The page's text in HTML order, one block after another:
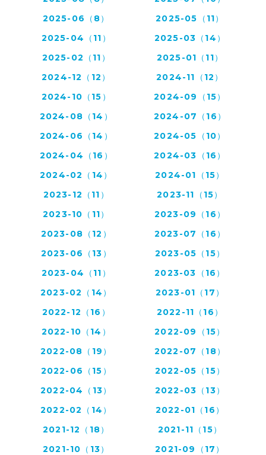
2025-06（8）
2025-05（11）
2025-04（11）
2025-03（14）
2025-02（11）
2025-01（11）
2024-12（12）
2024-11（12）
2024-10（15）
2024-09（15）
2024-08（14）
2024-07（16）
2024-06（14）
2024-05（10）
2024-04（16）
2024-03（16）
2024-02（14）
2024-01（15）
2023-12（11）
2023-11（15）
2023-10（11）
2023-09（16）
2023-08（12）
2023-07（16）
2023-06（13）
2023-05（15）
2023-04（11）
2023-03（16）
2023-02（14）
2023-01（17）
2022-12（16）
2022-11（16）
2022-10（14）
2022-09（15）
2022-08（19）
2022-07（18）
2022-06（15）
2022-05（15）
2022-04（13）
2022-03（13）
2022-02（14）
2022-01（16）
2021-12（18）
2021-11（15）
2021-10（13）
2021-09（17）